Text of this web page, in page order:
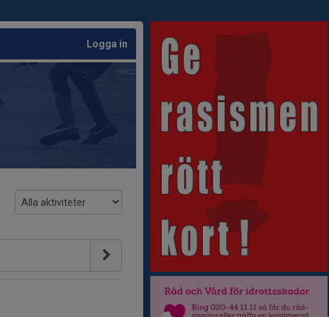
Logga in